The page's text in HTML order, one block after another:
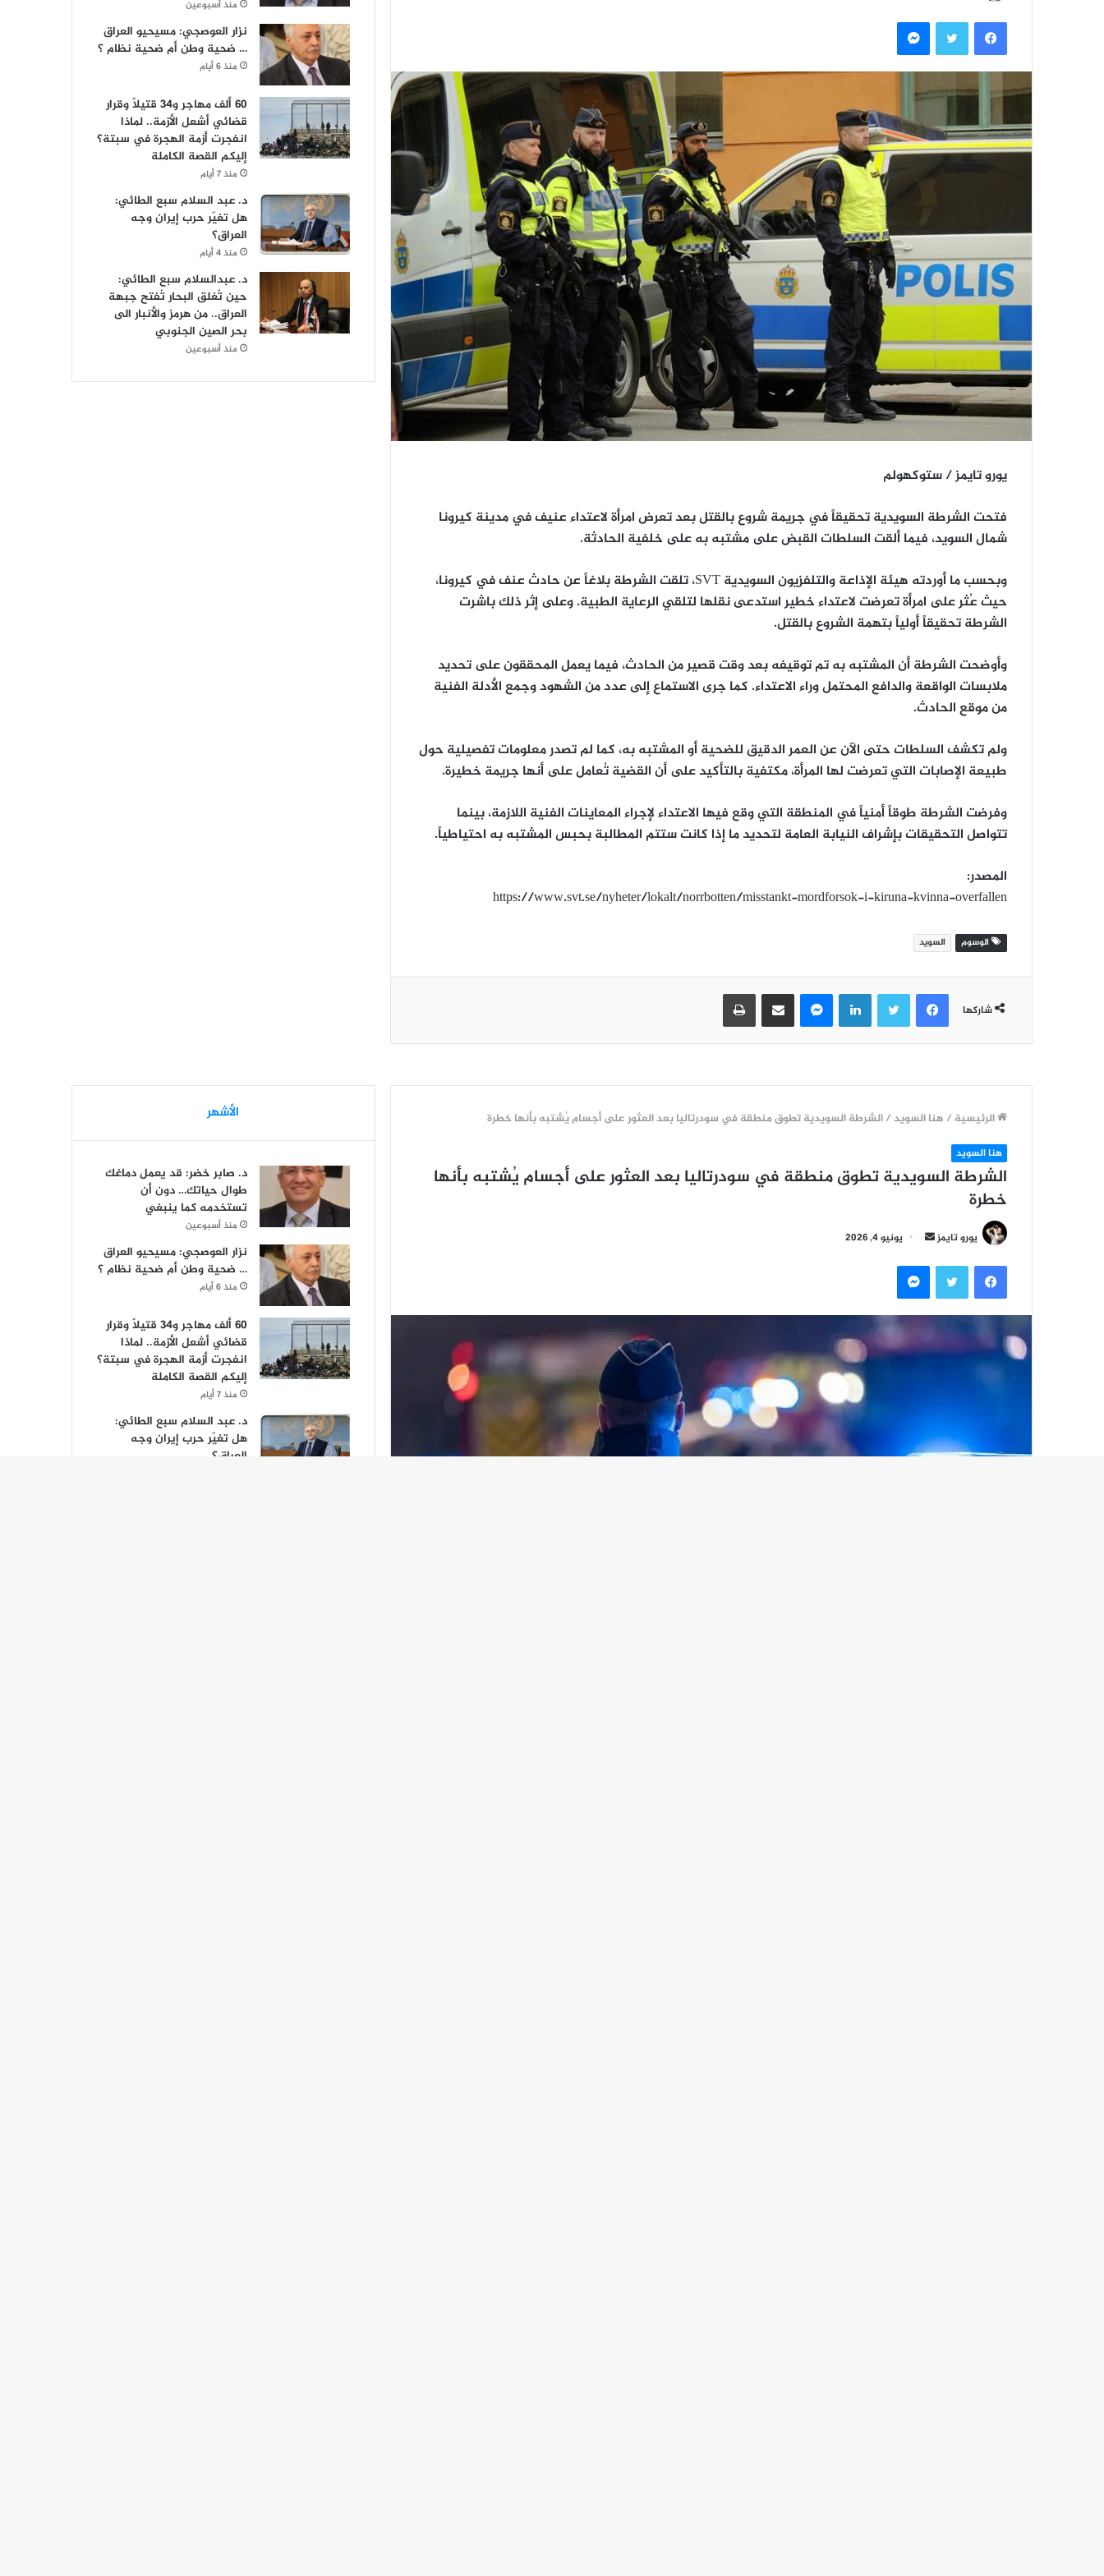
إلكترونيا
فيسبوكتويتر ماسنجر
يورو تايمز / ستوكهولم
فتحت الشرطة السويدية تحقيقاً في جريمة شروع بالقتل بعد تعرض امرأة لاعتداء عنيف في مدينة كيرونا
شمال السويد، فيما ألقت السلطات القبض على مشتبه به على خلفية الحادثة.
وبحسب ما أوردته هيئة الإذاعة والتلفزيون السويدية SVT، تلقت الشرطة بلاغاً عن حادث عنف في كيرونا،
حيث عُثر على امرأة تعرضت لاعتداء خطير استدعى نقلها لتلقي الرعاية الطبية. وعلى إثر ذلك باشرت
الشرطة تحقيقاً أولياً بتهمة الشروع بالقتل.
وأوضحت الشرطة أن المشتبه به تم توقيفه بعد وقت قصير من الحادث، فيما يعمل المحققون على تحديد
ملابسات الواقعة والدافع المحتمل وراء الاعتداء. كما جرى الاستماع إلى عدد من الشهود وجمع الأدلة الفنية
من موقع الحادث.
ولم تكشف السلطات حتى الآن عن العمر الدقيق للضحية أو المشتبه به، كما لم تصدر معلومات تفصيلية حول
طبيعة الإصابات التي تعرضت لها المرأة، مكتفية بالتأكيد على أن القضية تُعامل على أنها جريمة خطيرة.
وفرضت الشرطة طوقاً أمنياً في المنطقة التي وقع فيها الاعتداء لإجراء المعاينات الفنية اللازمة، بينما
تتواصل التحقيقات بإشراف النيابة العامة لتحديد ما إذا كانت ستتم المطالبة بحبس المشتبه به احتياطياً.
المصدر:
https://www.svt.se/nyheter/lokalt/norrbotten/misstankt-mordforsok-i-kiruna-kvinna-overfallen
الوسوم السويد
شاركها
فيسبوكتويتر لينكدإنماسنجر مشاركة عبر البريد طباعة
منذ أسبوعين
نزار العوصجي: مسيحيو العراق
… ضحية وطن أم ضحية نظام ؟
منذ 6 أيام
60 ألف مهاجر و34 قتيلاً وقرار
قضائي أشعل الأزمة.. لماذا
انفجرت أزمة الهجرة في سبتة؟
إليكم القصة الكاملة
منذ 7 أيام
د. عبد السلام سبع الطائي:
هل تغيّر حرب إيران وجه
العراق؟
منذ 4 أيام
د. عبدالسلام سبع الطائي:
حين تُغلق البحار تُفتح جبهة
العراق.. من هرمز والأنبار الى
بحر الصين الجنوبي
منذ أسبوعين